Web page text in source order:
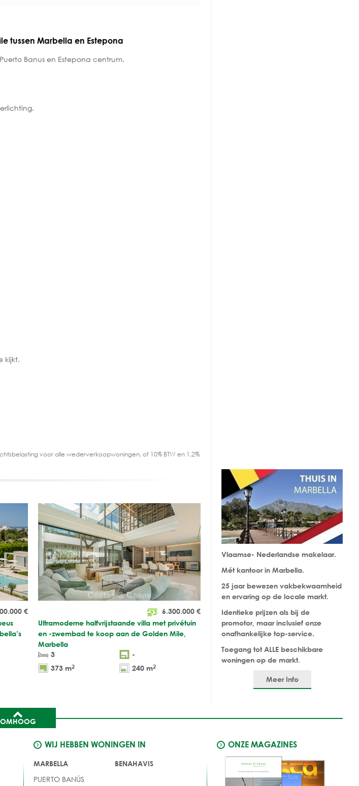
tussen Marbella en Estepona
Banus en Estepona centrum.
kijkt.
voor alle wederverkoopwoningen, of 10% BTW en 1,2%
Vlaamse- Nederlandse makelaar.
Mét kantoor in Marbella.
25 jaar bewezen vakbekwaamheid
en ervaring op de locale markt.
Identieke prijzen als bij de
promotor, maar inclusief onze
onafhankelijke top-service.
Toegang tot ALLE beschikbare
woningen op de markt.
Meer Info
€
6.300.000 €
Ultramoderne halfvrijstaande villa met privétuin
en -zwembad te koop aan de Golden Mile,
Marbella
3
-
373 m2 240 m2
OMHOOG
WIJ HEBBEN WONINGEN IN
MARBELLA
PUERTO BANÚS
BENAHAVIS
ONZE MAGAZINES